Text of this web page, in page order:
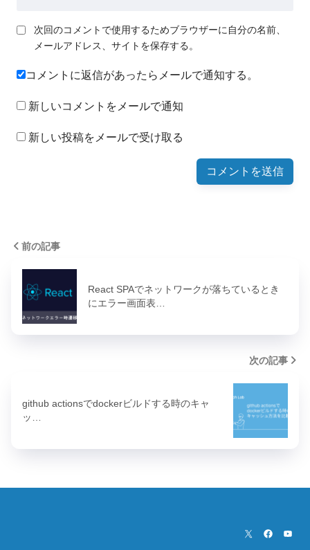
次回のコメントで使用するためブラウザーに自分の名前、
メールアドレス、サイトを保存する。
コメントに返信があったらメールで通知する。
新しいコメントをメールで通知
新しい投稿をメールで受け取る
前の記事
React SPAでネットワークが落ちているとき
にエラー画面表…
次の記事
github actionsでdockerビルドする時のキャ
ッ…